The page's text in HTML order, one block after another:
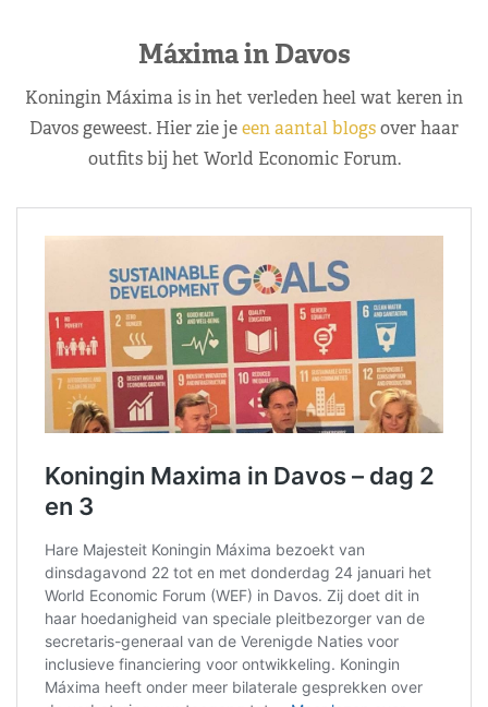
Máxima in Davos
Koningin Máxima is in het verleden heel wat keren in
Davos geweest. Hier zie jeeen aantal blogsover haar
outfits bij het World Economic Forum.